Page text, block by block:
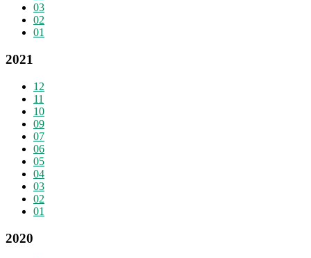
03
02
01
2021
12
11
10
09
07
06
05
04
03
02
01
2020